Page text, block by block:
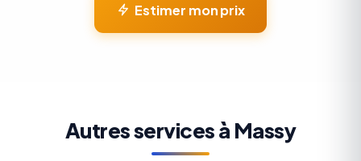
Estimer mon prix
Autres services à Massy